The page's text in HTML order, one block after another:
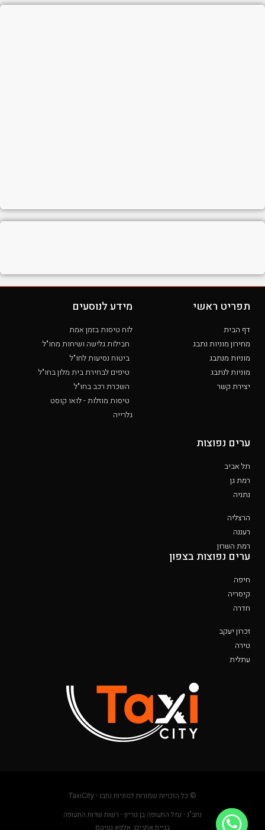
תפריט ראשי
דף הבית
מחירון מוניות נתבג
מוניות מנתבג
מוניות לנתבג
יצירת קשר
מידע לנוסעים
לוח טיסות בזמן אמת
חבילות גלישה ושיחות מחו"ל
ביטוח נסיעות לחו"ל
טיפים לבחירת בית מלון בחו"ל
השכרת רכב בחו"ל
טיסות מוזלות - לואו קוסט
גלרייה
ערים נפוצות
תל אביב
רמת גן
נתניה
הרצליה
רעננה
רמת השרון
ערים נפוצות בצפון
חיפה
קיסריה
חדרה
זכרון יעקב
טירה
עתלית
© כל הזכויות שמורות למוניות נתבג - TaxiCity
נתב"ג - נמל התעופה בן גוריון - רשות שדות התעופה
בניית אתרים: אלפא נטיקס